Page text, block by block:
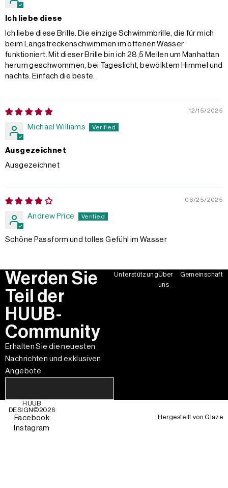
Ich liebe diese
Ich liebe diese Brille. Die einzige Schwimmbrille, die für mich
beim Langstreckenschwimmen im offenen Wasser
funktioniert. Mit dieser Brille bin ich 28,5 Meilen um Manhattan
herum geschwommen, bei Tageslicht, bewölktem Himmel und
nachts. Einfach die beste.
12/15/2025
Michael Williams
Ausgezeichnet
Ausgezeichnet
06/25/2025
Andrew Price
Schöne Passform und tolles Gefühl im Wasser
Werden Sie
Teil der
HUUB-
Community
Erhalten Sie die neuesten
Nachrichten und exklusiven
Angebote
UnterstützungÜber
uns
Gemeinschaft
HUUB
DESIGN©2026
Facebook
Instagram
Hergestellt vonGlaze